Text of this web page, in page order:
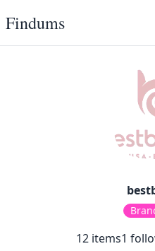
Findums
12 items1